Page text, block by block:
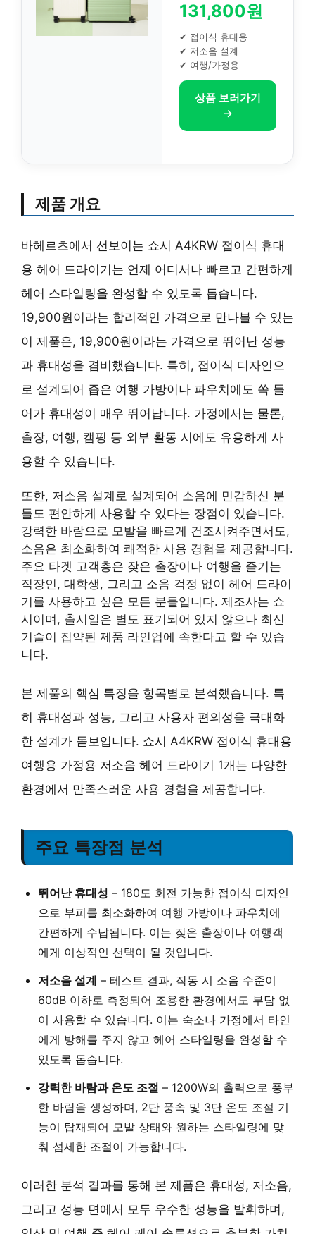
131,800원
✔ 접이식 휴대용
✔ 저소음 설계
✔ 여행/가정용
상품 보러가기
→
제품 개요
바헤르츠에서 선보이는 쇼시 A4KRW 접이식 휴대
용 헤어 드라이기는 언제 어디서나 빠르고 간편하게
헤어 스타일링을 완성할 수 있도록 돕습니다.
19,900원이라는 합리적인 가격으로 만나볼 수 있는
이 제품은, 19,900원이라는 가격으로 뛰어난 성능
과 휴대성을 겸비했습니다. 특히, 접이식 디자인으
로 설계되어 좁은 여행 가방이나 파우치에도 쏙 들
어가 휴대성이 매우 뛰어납니다. 가정에서는 물론,
출장, 여행, 캠핑 등 외부 활동 시에도 유용하게 사
용할 수 있습니다.
또한, 저소음 설계로 설계되어 소음에 민감하신 분
들도 편안하게 사용할 수 있다는 장점이 있습니다.
강력한 바람으로 모발을 빠르게 건조시켜주면서도,
소음은 최소화하여 쾌적한 사용 경험을 제공합니다.
주요 타겟 고객층은 잦은 출장이나 여행을 즐기는
직장인, 대학생, 그리고 소음 걱정 없이 헤어 드라이
기를 사용하고 싶은 모든 분들입니다. 제조사는 쇼
시이며, 출시일은 별도 표기되어 있지 않으나 최신
기술이 집약된 제품 라인업에 속한다고 할 수 있습
니다.
본 제품의 핵심 특징을 항목별로 분석했습니다. 특
히 휴대성과 성능, 그리고 사용자 편의성을 극대화
한 설계가 돋보입니다. 쇼시 A4KRW 접이식 휴대용
여행용 가정용 저소음 헤어 드라이기 1개는 다양한
환경에서 만족스러운 사용 경험을 제공합니다.
주요 특장점 분석
뛰어난 휴대성 – 180도 회전 가능한 접이식 디자인
으로 부피를 최소화하여 여행 가방이나 파우치에
간편하게 수납됩니다. 이는 잦은 출장이나 여행객
에게 이상적인 선택이 될 것입니다.
저소음 설계 – 테스트 결과, 작동 시 소음 수준이
60dB 이하로 측정되어 조용한 환경에서도 부담 없
이 사용할 수 있습니다. 이는 숙소나 가정에서 타인
에게 방해를 주지 않고 헤어 스타일링을 완성할 수
있도록 돕습니다.
강력한 바람과 온도 조절 – 1200W의 출력으로 풍부
한 바람을 생성하며, 2단 풍속 및 3단 온도 조절 기
능이 탑재되어 모발 상태와 원하는 스타일링에 맞
춰 섬세한 조절이 가능합니다.
이러한 분석 결과를 통해 본 제품은 휴대성, 저소음,
그리고 성능 면에서 모두 우수한 성능을 발휘하며,